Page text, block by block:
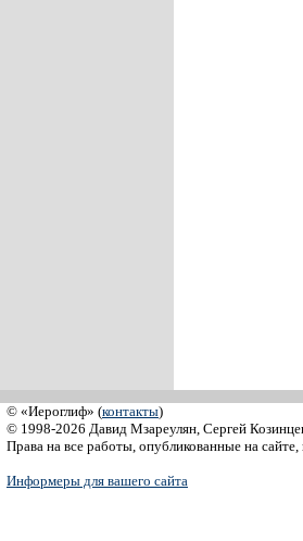
© «Иероглиф» (контакты)
© 1998-2026 Давид Мзареулян, Сергей
Права на все работы, опубликованные на
Информеры для вашего сайта